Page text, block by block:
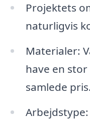
Projektets
naturligvis
Materialer:
have en
samlede pris.